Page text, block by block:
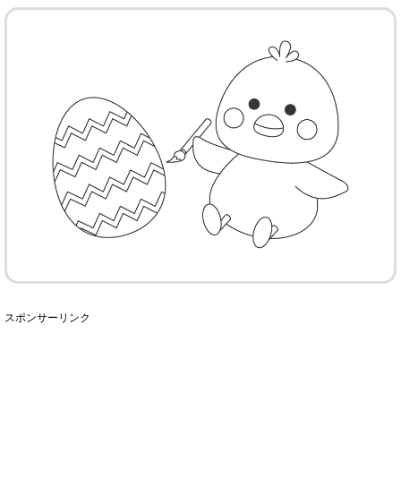
スポンサーリンク